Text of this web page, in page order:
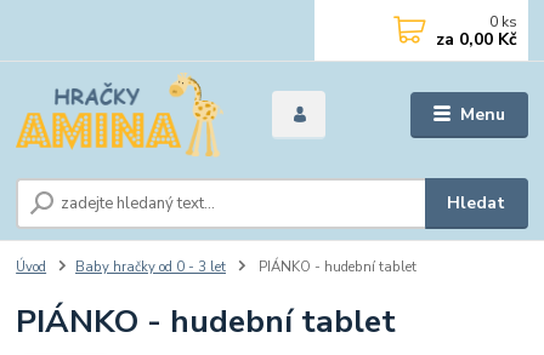
Menu
Hledat
0 ks
za 0,00 Kč
Úvod Baby hračky od 0 - 3 let PIÁNKO - hudební tablet
PIÁNKO - hudební tablet